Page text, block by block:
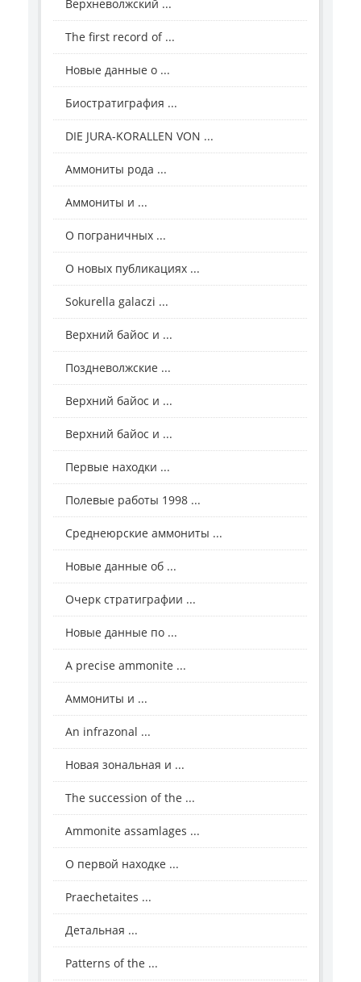
Верхневолжский ...
The first record of ...
Новые данные о ...
Биостратиграфия ...
DIE JURA-KORALLEN VON ...
Аммониты рода ...
Аммониты и ...
О пограничных ...
О новых публикациях ...
Sokurella galaczi ...
Верхний байос и ...
Поздневолжские ...
Верхний байос и ...
Верхний байос и ...
Первые находки ...
Полевые работы 1998 ...
Среднеюрские аммониты ...
Новые данные об ...
Очерк стратиграфии ...
Новые данные по ...
A precise ammonite ...
Аммониты и ...
An infrazonal ...
Новая зональная и ...
The succession of the ...
Ammonite assamlages ...
О первой находке ...
Praechetaites ...
Детальная ...
Patterns of the ...